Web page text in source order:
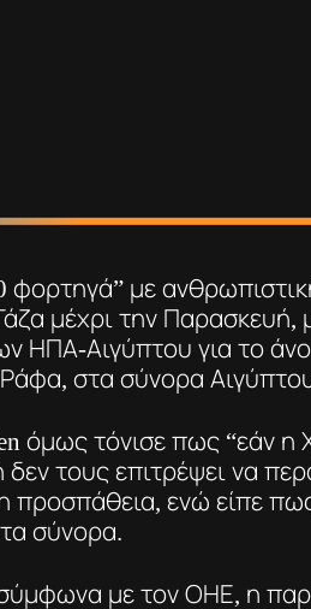
φορτηγά” με
μέχρι την Παρασκευή,
ΗΠΑ-Αιγύπτου για το
στα σύνορα
όμως τόνισε πως “εάν η
δεν τους επιτρέψει να
η προσπάθεια, ενώ είπε
σύνορα.
με τον ΟΗΕ, η